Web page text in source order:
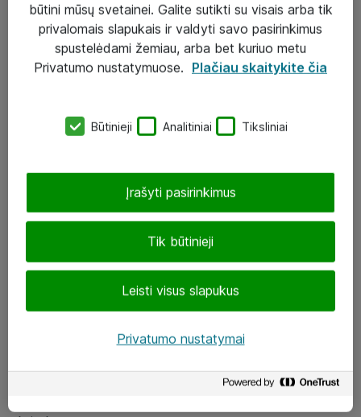
Įgyvendinti projektai
Atea ekspertų patarimai verslui
eShop@atea.lt
LinkedIn
būtini mūsų svetainei. Galite sutikti su visais arba tik
privalomais slapukais ir valdyti savo pasirinkimus
spustelėdami žemiau, arba bet kuriuo metu
Privatumo nustatymuose. Plačiau skaitykite čia
Būtinieji Analitiniai Tiksliniai
Tik būtinieji
Leisti visus slapukus
Įrašyti pasirinkimus
Privatumo nustatymai